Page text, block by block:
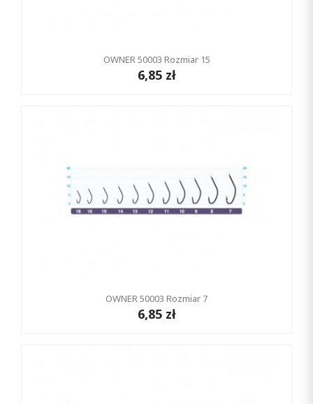
OWNER 50003 Rozmiar 15
6,85 zł
OWNER 50003 Rozmiar 7
6,85 zł